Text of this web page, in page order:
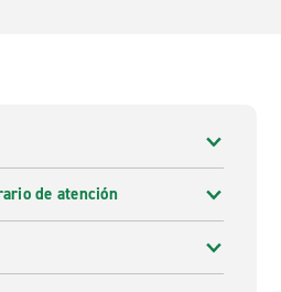
de atención